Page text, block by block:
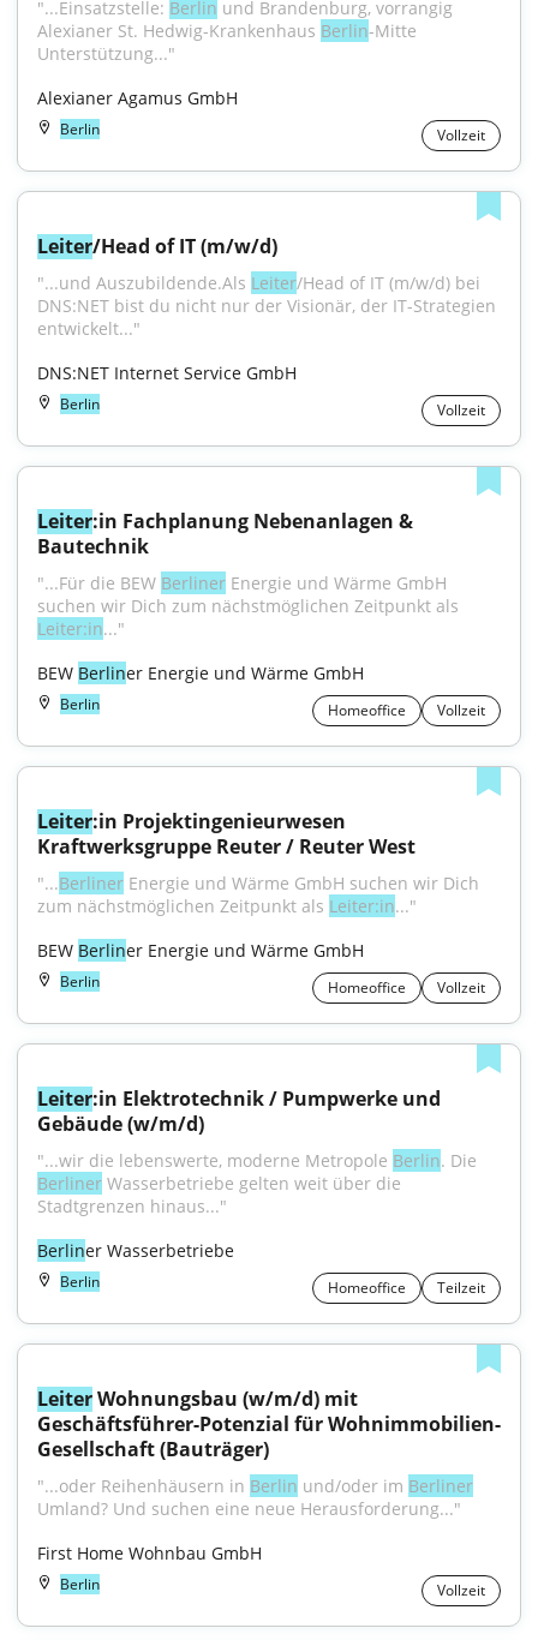
"...Einsatzstelle: Berlin und Brandenburg, vorrangig
Alexianer St. Hedwig-Krankenhaus Berlin-Mitte
Unterstützung..."
Alexianer Agamus GmbH
Berlin Vollzeit
Leiter/Head of IT (m/w/d)
"...und Auszubildende.Als Leiter/Head of IT (m/w/d) bei
DNS:NET bist du nicht nur der Visionär, der IT-Strategien
entwickelt..."
DNS:NET Internet Service GmbH
Berlin Vollzeit
Leiter:in Fachplanung Nebenanlagen &
Bautechnik
"...Für die BEW Berliner Energie und Wärme GmbH
Leiter:in..."
BEW Berliner Energie und Wärme GmbH
Berlin Homeoffice Vollzeit
Leiter:in Projektingenieurwesen
Kraftwerksgruppe Reuter / Reuter West
"...Berliner Energie und Wärme GmbH suchen wir Dich
zum nächstmöglichen Zeitpunkt als Leiter:in..."
BEW Berliner Energie und Wärme GmbH
Berlin Homeoffice Vollzeit
Leiter:in Elektrotechnik / Pumpwerke und
Gebäude (w/m/d)
"...wir die lebenswerte, moderne Metropole Berlin
Berliner Wasserbetriebe gelten weit über die
Stadtgrenzen hinaus..."
Berliner Wasserbetriebe
Berlin Homeoffice Teilzeit
Leiter Wohnungsbau (w/m/d) mit
Geschäftsführer-Potenzial für Wohnimmobilien-
Gesellschaft (Bauträger)
"...oder Reihenhäusern in Berlin und/oder im Berliner
Umland? Und suchen eine neue Herausforderung..."
First Home Wohnbau GmbH
Berlin Vollzeit